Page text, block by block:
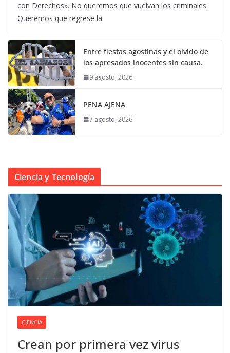
con Derechos». No queremos que vuelvan los criminales.
Queremos que regrese la
Entre fiestas agostinas y el olvido de
los apresados inocentes sin causa.
9 agosto, 2026
PENA AJENA
7 agosto, 2026
Ciencia y Tecnología
CIENCIA
Crean por primera vez virus